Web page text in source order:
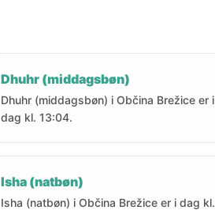
Dhuhr (middagsbøn)
Dhuhr (middagsbøn) i Občina Brežice er i
dag kl. 13:04.
Isha (natbøn)
Isha (natbøn) i Občina Brežice er i dag kl.